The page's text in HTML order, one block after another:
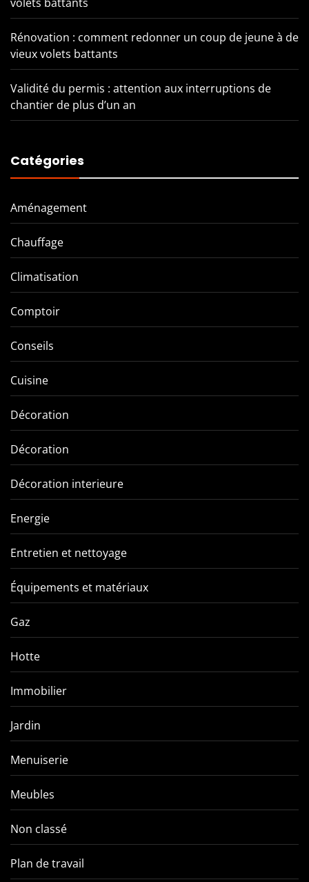
Rénovation : comment redonner un coup de jeune à de
vieux volets battants
Validité du permis : attention aux interruptions de
chantier de plus d’un an
Catégories
Aménagement
Chauffage
Climatisation
Comptoir
Conseils
Cuisine
Décoration
Décoration
Décoration interieure
Energie
Entretien et nettoyage
Équipements et matériaux
Gaz
Hotte
Immobilier
Jardin
Menuiserie
Meubles
Non classé
Plan de travail